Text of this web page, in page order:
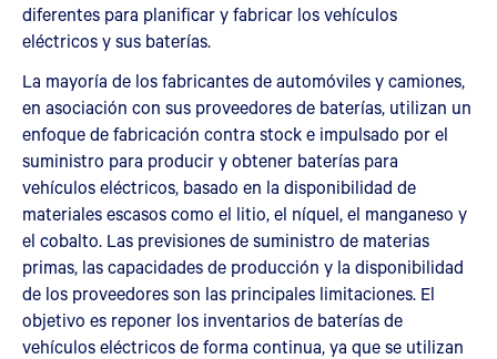
diferentes para planificar y fabricar los vehículos
eléctricos y sus baterías.
La mayoría de los fabricantes de automóviles y camiones,
en asociación con sus proveedores de baterías, utilizan un
enfoque de fabricación contra stock e impulsado por el
suministro para producir y obtener baterías para
vehículos eléctricos, basado en la disponibilidad de
materiales escasos como el litio, el níquel, el manganeso y
el cobalto. Las previsiones de suministro de materias
primas, las capacidades de producción y la disponibilidad
de los proveedores son las principales limitaciones. El
objetivo es reponer los inventarios de baterías de
vehículos eléctricos de forma continua, ya que se utilizan